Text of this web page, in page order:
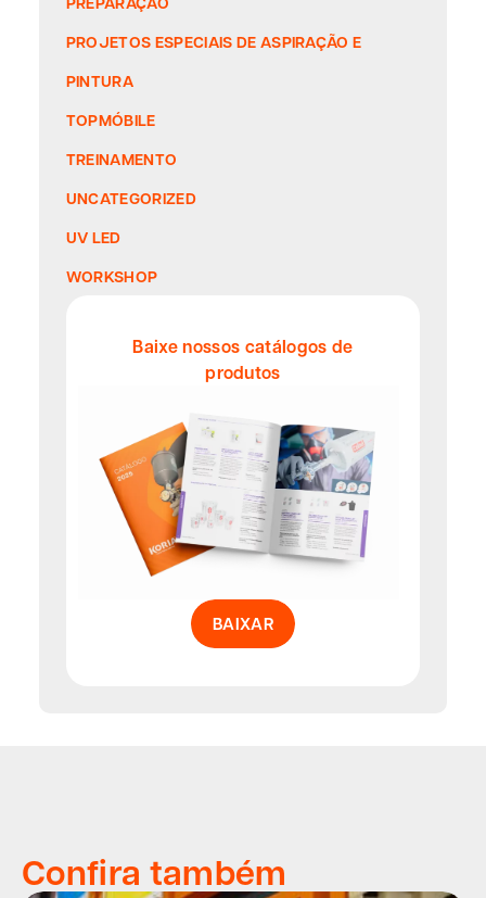
PROJETOS ESPECIAIS DE ASPIRAÇÃO E
PINTURA
TOPMÓBILE
TREINAMENTO
UNCATEGORIZED
UV LED
WORKSHOP
Baixe nossos catálogos de
produtos
BAIXAR
Confira também